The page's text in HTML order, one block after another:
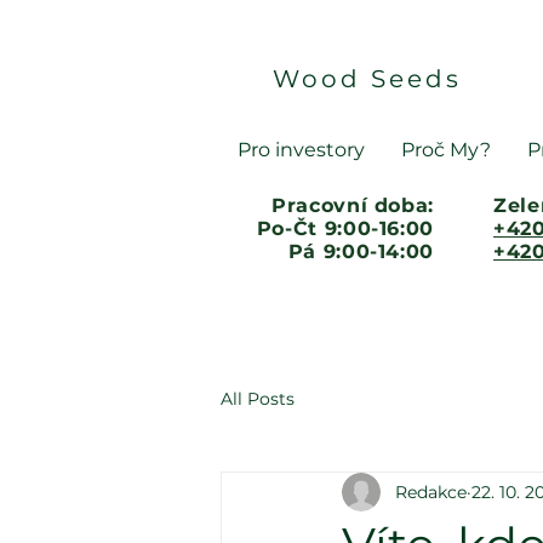
Wood Seeds
Pro investory Proč My?
Pracovní doba:
Po-Čt 9:00-16:00
Pá 9:00-14:00
All Posts
Redakce 22. 10.